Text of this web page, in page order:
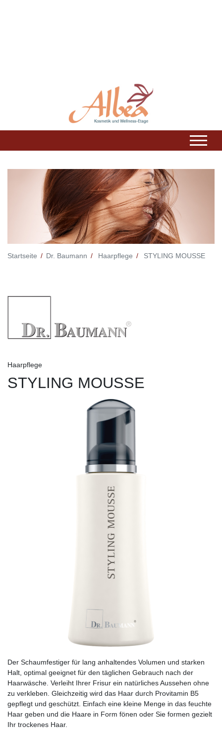
Startseite Dr. Baumann Haarpflege STYLING MOUSSE
Haarpflege
STYLING MOUSSE
Der Schaumfestiger für lang anhaltendes Volumen und starken
Halt, optimal geeignet für den täglichen Gebrauch nach der
Haarwäsche. Verleiht ­Ihrer Frisur ein natürliches Aussehen ohne
zu verkleben. Gleichzeitig wird das Haar durch Provitamin B5
gepflegt und geschützt. Einfach eine kleine Menge in das feuchte
Haar geben und die Haare in Form fönen oder Sie formen gezielt
Ihr trockenes Haar.